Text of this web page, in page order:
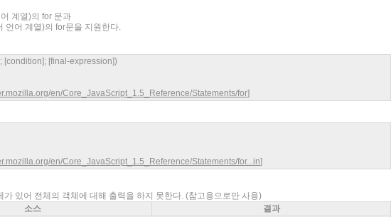
계열)의 for 문과
언어 계열)의 for문을 지원한다.
[condition]; [final-expression])
en/Core_JavaScript_1.5_Reference/Statements/for]
en/Core_JavaScript_1.5_Reference/Statements/for...in]
가 있어 전체의 객체에 대해 출력을 하지 못한다. (참고용으로만 사용)
소스
결과